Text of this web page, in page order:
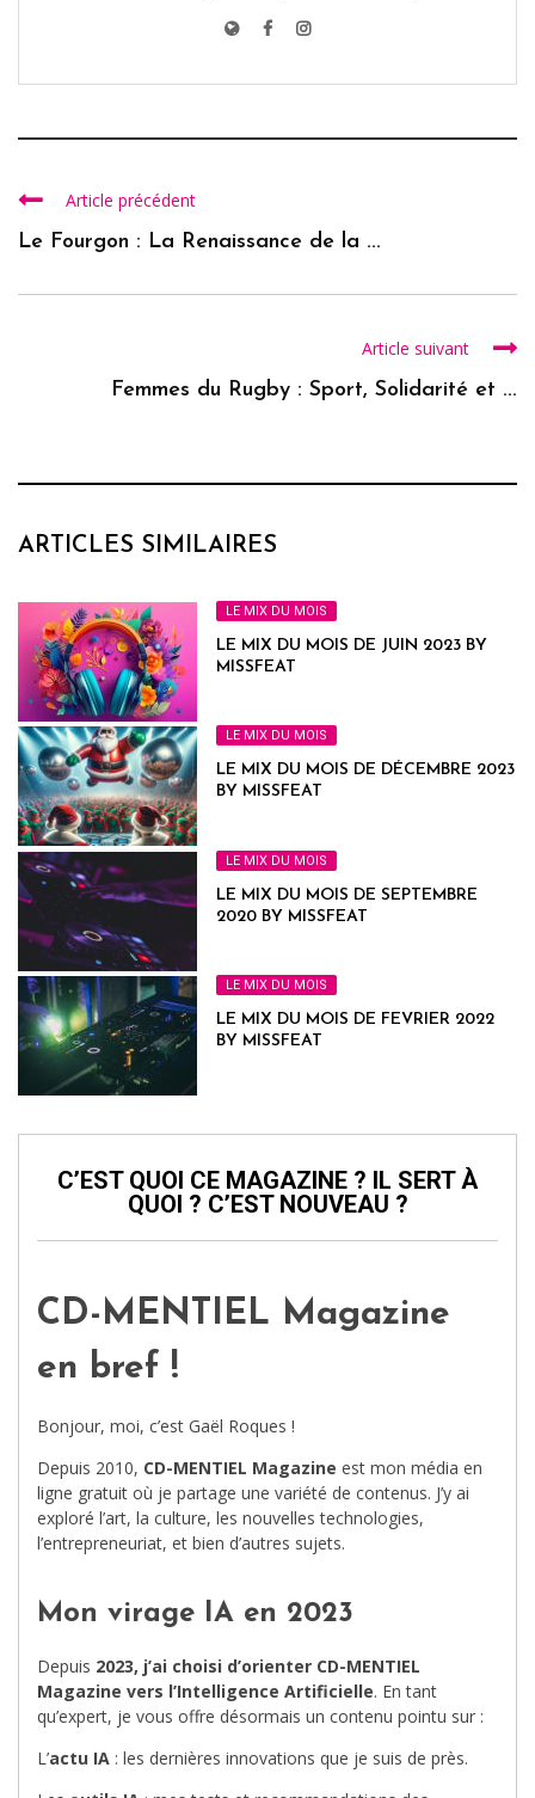
Article précédent
Le Fourgon : La Renaissance de la ...
Article suivant
Femmes du Rugby : Sport, Solidarité et ...
ARTICLES SIMILAIRES
LE MIX DU MOIS
LE MIX DU MOIS DE JUIN 2023 BY
MISSFEAT
LE MIX DU MOIS
LE MIX DU MOIS DE DÉCEMBRE 2023
BY MISSFEAT
LE MIX DU MOIS
LE MIX DU MOIS DE SEPTEMBRE
2020 BY MISSFEAT
LE MIX DU MOIS
LE MIX DU MOIS DE FEVRIER 2022
BY MISSFEAT
C’EST QUOI CE MAGAZINE ? IL SERT À
QUOI ? C’EST NOUVEAU ?
CD-MENTIEL Magazine
en bref !
Bonjour, moi, c’est Gaël Roques !
Depuis 2010, CD-MENTIEL Magazine est mon média en
ligne gratuit où je partage une variété de contenus. J’y ai
exploré l’art, la culture, les nouvelles technologies,
l’entrepreneuriat, et bien d’autres sujets.
Mon virage IA en 2023
Depuis 2023, j’ai choisi d’orienter CD-MENTIEL
Magazine vers l’Intelligence Artificielle. En tant
qu’expert, je vous offre désormais un contenu pointu sur :
L’actu IA : les dernières innovations que je suis de près.